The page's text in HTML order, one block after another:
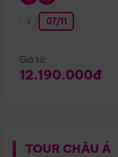
07/11
Giá từ:
12.190.000đ
TOUR CHÂU Á